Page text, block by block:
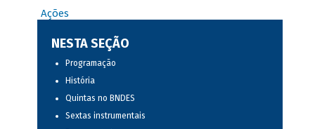
Ações
NESTA SEÇÃO
Programação
História
Quintas no BNDES
Sextas instrumentais